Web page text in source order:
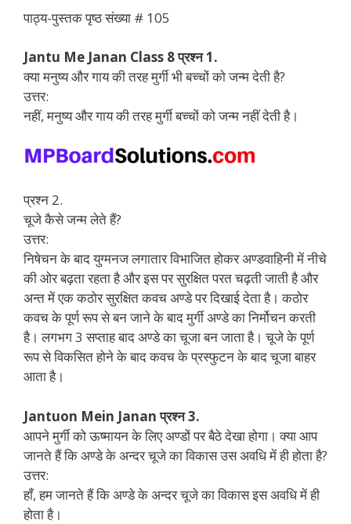
पाठ्य-पुस्तक पृष्ठ संख्या # 105
Jantu Me Janan Class 8 प्रश्न 1.
क्या मनुष्य और गाय की तरह मुर्गी भी बच्चों को जन्म देती है?
उत्तर:
नहीं, मनुष्य और गाय की तरह मुर्गी बच्चों को जन्म नहीं देती है।
प्रश्न 2.
चूजे कैसे जन्म लेते हैं?
उत्तर:
निषेचन के बाद युग्मनज लगातार विभाजित होकर अण्डवाहिनी में नीचे
की ओर बढ़ता रहता है और इस पर सुरक्षित परत चढ़ती जाती है और
अन्त में एक कठोर सुरक्षित कवच अण्डे पर दिखाई देता है। कठोर
कवच के पूर्ण रूप से बन जाने के बाद मुर्गी अण्डे का निर्मोचन करती
है। लगभग 3 सप्ताह बाद अण्डे का चूजा बन जाता है। चूजे के पूर्ण
रूप से विकसित होने के बाद कवच के प्रस्फुटन के बाद चूजा बाहर
आता है।
Jantuon Mein Janan प्रश्न 3.
आपने मुर्गी को ऊष्मायन के लिए अण्डों पर बैठे देखा होगा। क्या आप
जानते हैं कि अण्डे के अन्दर चूजे का विकास उस अवधि में ही होता है?
उत्तर:
हाँ, हम जानते हैं कि अण्डे के अन्दर चूजे का विकास इस अवधि में ही
होता है।